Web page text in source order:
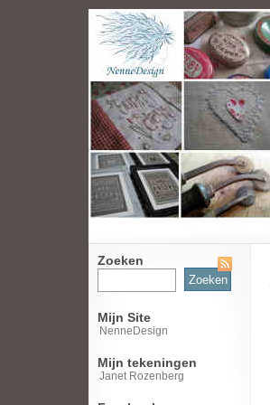
Zoeken
Zoeken
naar:
Mijn Site
NenneDesign
Mijn tekeningen
Janet Rozenberg